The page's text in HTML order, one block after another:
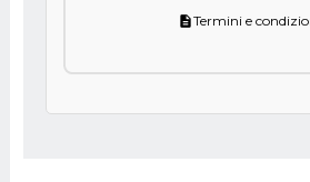
descriptionTermini e